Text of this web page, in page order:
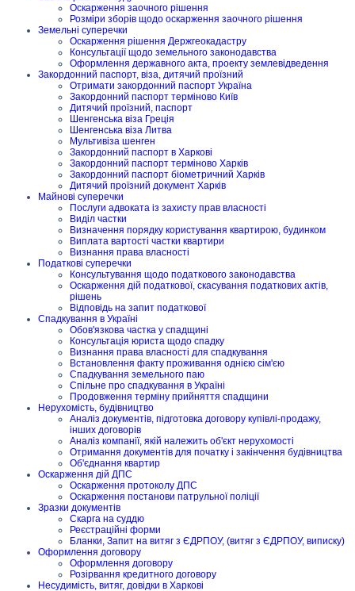
Оскарження заочного рішення
Розміри зборів щодо оскарження заочного рішення
Земельні суперечки
Оскарження рішення Держгеокадастру
Консультації щодо земельного законодавства
Оформлення державного акта, проекту землевідведення
Закордонний паспорт, віза, дитячий проїзний
Отримати закордонний паспорт Україна
Закордонний паспорт терміново Київ
Дитячий проїзний, паспорт
Шенгенська віза Греція
Шенгенська віза Литва
Мультивіза шенген
Закордонний паспорт в Харкові
Закордонний паспорт терміново Харків
Закордонний паспорт біометричний Харків
Дитячий проїзний документ Харків
Майнові суперечки
Послуги адвоката із захисту прав власності
Виділ частки
Визначення порядку користування квартирою, будинком
Виплата вартості частки квартири
Визнання права власності
Податкові суперечки
Консультування щодо податкового законодавства
Оскарження дій податкової, скасування податкових актів,
рішень
Відповідь на запит податкової
Спадкування в Україні
Обов'язкова частка у спадщині
Консультація юриста щодо спадку
Визнання права власності для спадкування
Встановлення факту проживання однією сім'єю
Спадкування земельного паю
Спільне про спадкування в Україні
Продовження терміну прийняття спадщини
Нерухомість, будівництво
Аналіз документів, підготовка договору купівлі-продажу,
інших договорів
Аналіз компанії, якій належить об'єкт нерухомості
Отримання документів для початку і закінчення будівництва
Об'єднання квартир
Оскарження дій ДПС
Оскарження протоколу ДПС
Оскарження постанови патрульної поліції
Зразки документів
Скарга на суддю
Реєстраційні форми
Бланки, Запит на витяг з ЄДРПОУ, (витяг з ЄДРПОУ, виписку)
Оформлення договору
Оформлення договору
Розірвання кредитного договору
Несудимість, витяг, довідки в Харкові